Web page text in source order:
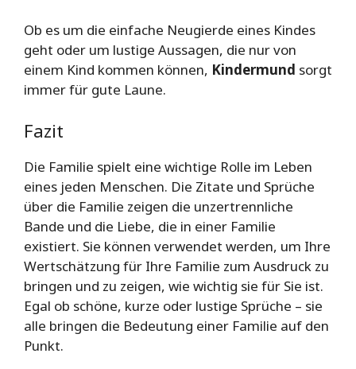
Ob es um die einfache Neugierde eines Kindes
geht oder um lustige Aussagen, die nur von
einem Kind kommen können, Kindermund sorgt
immer für gute Laune.
Fazit
Die Familie spielt eine wichtige Rolle im Leben
eines jeden Menschen. Die Zitate und Sprüche
über die Familie zeigen die unzertrennliche
Bande und die Liebe, die in einer Familie
existiert. Sie können verwendet werden, um Ihre
Wertschätzung für Ihre Familie zum Ausdruck zu
bringen und zu zeigen, wie wichtig sie für Sie ist.
Egal ob schöne, kurze oder lustige Sprüche – sie
alle bringen die Bedeutung einer Familie auf den
Punkt.